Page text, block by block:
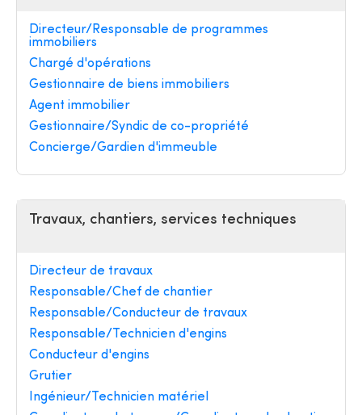
Directeur/Responsable de programmes
immobiliers
Chargé d'opérations
Gestionnaire de biens immobiliers
Agent immobilier
Gestionnaire/Syndic de co-propriété
Concierge/Gardien d'immeuble
Travaux, chantiers, services techniques
Directeur de travaux
Responsable/Chef de chantier
Responsable/Conducteur de travaux
Responsable/Technicien d'engins
Conducteur d'engins
Grutier
Ingénieur/Technicien matériel